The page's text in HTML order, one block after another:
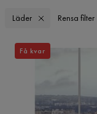
Läder Rensa filter
Få kvar